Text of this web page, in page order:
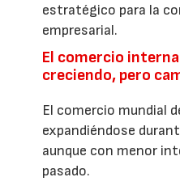
estratégico para la
empresarial.
El comercio
creciendo, pero
El comercio mundial
expandiéndose
aunque con menor
pasado.